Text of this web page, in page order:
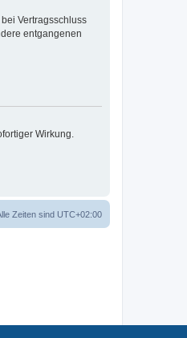
Vertragsschluss
entgangenen
Wirkung.
Zeiten sind UTC+02:00